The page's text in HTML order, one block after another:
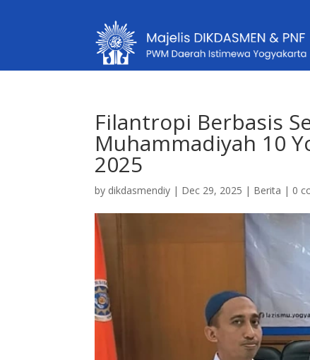
Filantropi Berbasis
Muhammadiyah 10
2025
by dikdasmendiy | Dec 29, 2025 | Berita | 0